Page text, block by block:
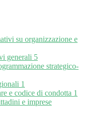
su organizzazione e
generali 5
strategico-
1
e codice di condotta 1
e imprese